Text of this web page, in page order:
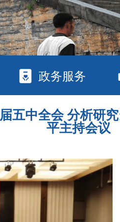
政务服务
五中全会 分析研
平主持会议